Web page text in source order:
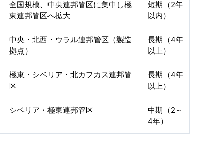
全国規模、中央連邦管区に集中し極
東連邦管区へ拡大
短期（2年
以内）
中央・北西・ウラル連邦管区（製造
拠点）
長期（4年
以上）
極東・シベリア・北カフカス連邦管
区
長期（4年
以上）
シベリア・極東連邦管区
中期（2～
4年）